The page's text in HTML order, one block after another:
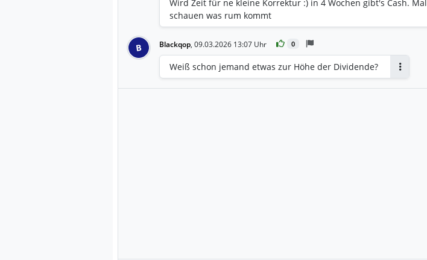
Wird Zeit für ne kleine Korrektur :) in 4 Wochen gibt's Cash. Mal
schauen was rum kommt
B Blackqop, 09.03.2026 13:07 Uhr 0
Weiß schon jemand etwas zur Höhe der Dividende?